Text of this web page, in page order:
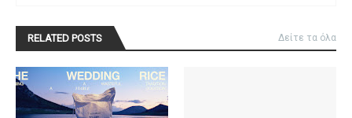
RELATED POSTS Δείτε τα όλα